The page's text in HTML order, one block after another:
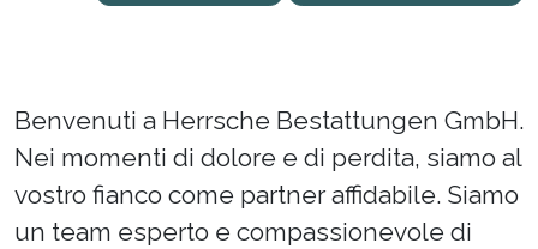
Benvenuti a Herrsche Bestattungen GmbH.
Nei momenti di dolore e di perdita, siamo al
vostro fianco come partner affidabile. Siamo
un team esperto e compassionevole di